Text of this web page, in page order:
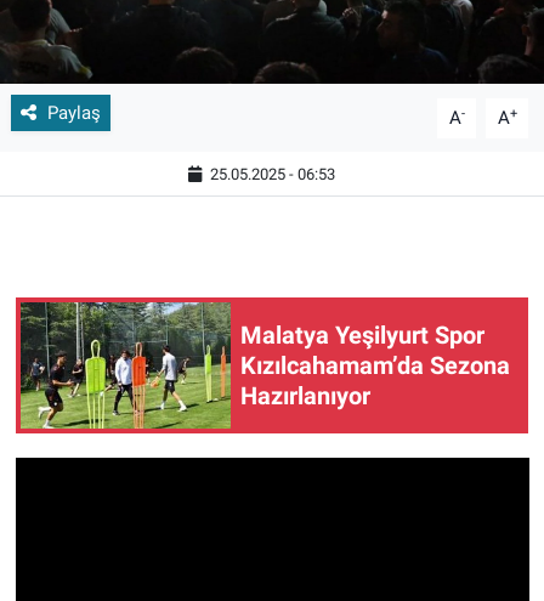
Paylaş A- A+
25.05.2025 - 06:53
Malatya Yeşilyurt Spor
Kızılcahamam’da Sezona
Hazırlanıyor